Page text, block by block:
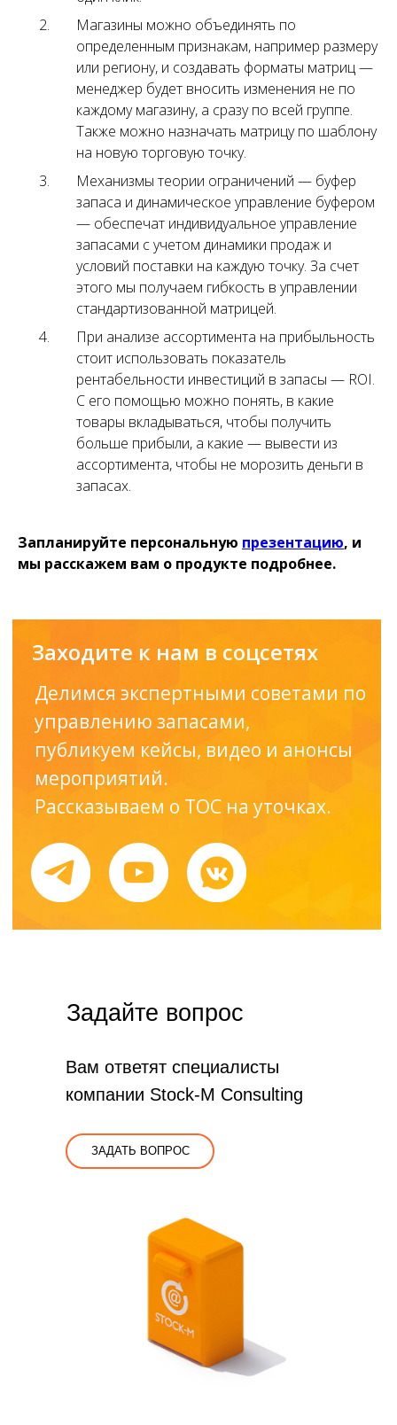
Магазины можно объединять по
определенным признакам, например размеру
или региону, и создавать форматы матриц —
менеджер будет вносить изменения не по
каждому магазину, а сразу по всей группе.
Также можно назначать матрицу по шаблону
на новую торговую точку.
Механизмы теории ограничений — буфер
запаса и динамическое управление буфером
— обеспечат индивидуальное управление
запасами с учетом динамики продаж и
условий поставки на каждую точку. За счет
этого мы получаем гибкость в управлении
стандартизованной матрицей.
При анализе ассортимента на прибыльность
стоит использовать показатель
рентабельности инвестиций в запасы — ROI.
С его помощью можно понять, в какие
товары вкладываться, чтобы получить
больше прибыли, а какие — вывести из
ассортимента, чтобы не морозить деньги в
запасах.
Запланируйте персональную презентацию, и
мы расскажем вам о продукте подробнее.
Задайте вопрос
Вам ответят специалисты
компании Stock-M Consulting
ЗАДАТЬ ВОПРОС